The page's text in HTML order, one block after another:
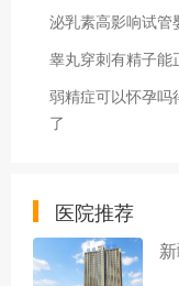
泌乳素高影响试管
睾丸穿刺有精子能
弱精症可以怀孕吗
了
医院推荐